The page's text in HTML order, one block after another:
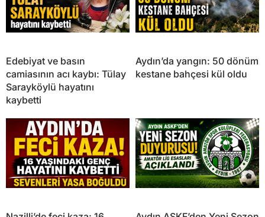
Edebiyat ve basın
camiasının acı kaybı: Tülay
Sarayköylü hayatını
kaybetti
Aydın’da yangın: 50 dönüm
kestane bahçesi kül oldu